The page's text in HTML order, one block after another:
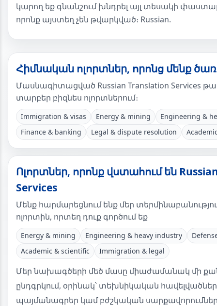
կարող եք գնանշում խնդրել այլ տեսակի
որոնք այստեղ չեն թվարկված։ Russian.
Հիմնական ոլորտներ, որոնց մենք
Մասնագիտացված Russian Translation Services
տարբեր բիզնես ոլորտներում։
Immigration & visas Energy & mining
Engineering &
Finance & banking
Legal & dispute resolution
Ոլորտներ, որոնք վստահում են
Services
Մենք հարմարեցնում ենք մեր
ոլորտին, որտեղ դուք գործում եք
Energy & mining Engineering & heavy industry
Academic & scientific
Immigration & legal
Մեր նախագծերի մեծ մասը միաժամանակ մի
ընդգրկում, օրինակ՝ տեխնիկական
պայմանագրեր կամ բժշկական